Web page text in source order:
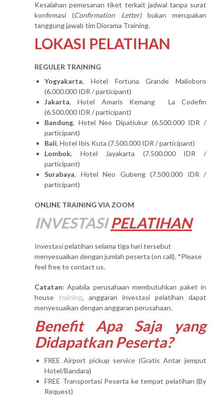
Kesalahan pemesanan tiket terkait jadwal tanpa surat
konfirmasi (Confirmation Letter)bukan merupakan
tanggung jawab tim Diorama Training.
LOKASI PELATIHAN
REGULER TRAINING
Yogyakarta, Hotel Fortuna Grande Malioboro
(6.000.000 IDR / participant)
Jakarta, Hotel Amaris Kemang La Codefin
(6.500.000 IDR / participant)
Bandung, Hotel Neo Dipatiukur (6.500.000 IDR /
participant)
Bali, Hotel Ibis Kuta (7.500.000 IDR / participant)
Lombok, Hotel Jayakarta (7.500.000 IDR /
participant)
Surabaya, Hotel Neo Gubeng (7.500.000 IDR /
participant)
ONLINE TRAINING VIA ZOOM
INVESTASI PELATIHAN
Investasi pelatihan selama tiga hari tersebut
menyesuaikan dengan jumlah peserta (on call). *Please
feel free to contact us.
Catatan: Apabila perusahaan membutuhkan paket in
house training, anggaran investasi pelatihan dapat
menyesuaikan dengan anggaran perusahaan.
Benefit Apa Saja yang
Didapatkan Peserta?
FREE Airport pickup service (Gratis Antar jemput
Hotel/Bandara)
FREE Transportasi Peserta ke tempat pelatihan (By
Request)